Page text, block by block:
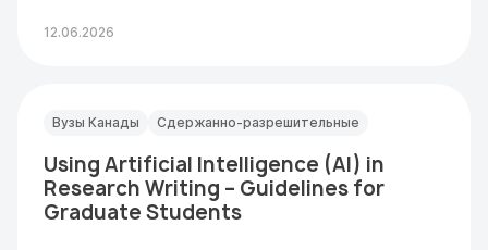
12.06.2026
Вузы Канады Сдержанно-разрешительные
Using Artificial Intelligence (AI) in
Research Writing – Guidelines for
Graduate Students